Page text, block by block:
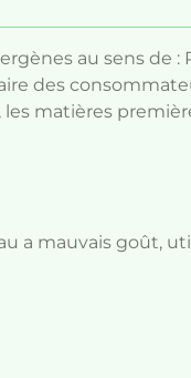
au sens de :
des
matières
a mauvais goût,